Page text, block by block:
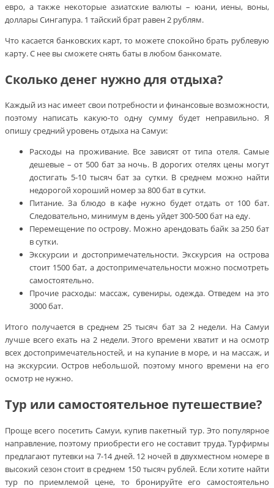
евро, а также некоторые азиатские валюты – юани, иены, воны,
доллары Сингапура. 1 тайский брат равен 2 рублям.
Что касается банковских карт, то можете спокойно брать рублевую
карту. С нее вы сможете снять баты в любом банкомате.
Сколько денег нужно для отдыха?
Каждый из нас имеет свои потребности и финансовые возможности,
поэтому написать какую-то одну сумму будет неправильно. Я
опишу средний уровень отдыха на Самуи:
Расходы на проживание. Все зависят от типа отеля. Самые
дешевые – от 500 бат за ночь. В дорогих отелях цены могут
достигать 5-10 тысяч бат за сутки. В среднем можно найти
недорогой хороший номер за 800 бат в сутки.
Питание. За блюдо в кафе нужно будет отдать от 100 бат.
Следовательно, минимум в день уйдет 300-500 бат на еду.
Перемещение по острову. Можно арендовать байк за 250 бат
в сутки.
Экскурсии и достопримечательности. Экскурсия на острова
стоит 1500 бат, а достопримечательности можно посмотреть
самостоятельно.
Прочие расходы: массаж, сувениры, одежда. Отведем на это
3000 бат.
Итого получается в среднем 25 тысяч бат за 2 недели. На Самуи
лучше всего ехать на 2 недели. Этого времени хватит и на осмотр
всех достопримечательностей, и на купание в море, и на массаж, и
на экскурсии. Остров небольшой, поэтому много времени на его
осмотр не нужно.
Тур или самостоятельное путешествие?
Проще всего посетить Самуи, купив пакетный тур. Это популярное
направление, поэтому приобрести его не составит труда. Турфирмы
предлагают путевки на 7-14 дней. 12 ночей в двухместном номере в
высокий сезон стоит в среднем 150 тысяч рублей. Если хотите найти
тур по приемлемой цене, то бронируйте его самостоятельно